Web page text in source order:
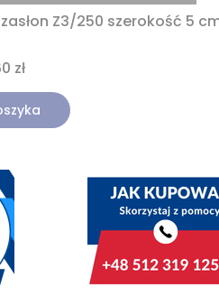
Z3/250 szerokość 5
zł